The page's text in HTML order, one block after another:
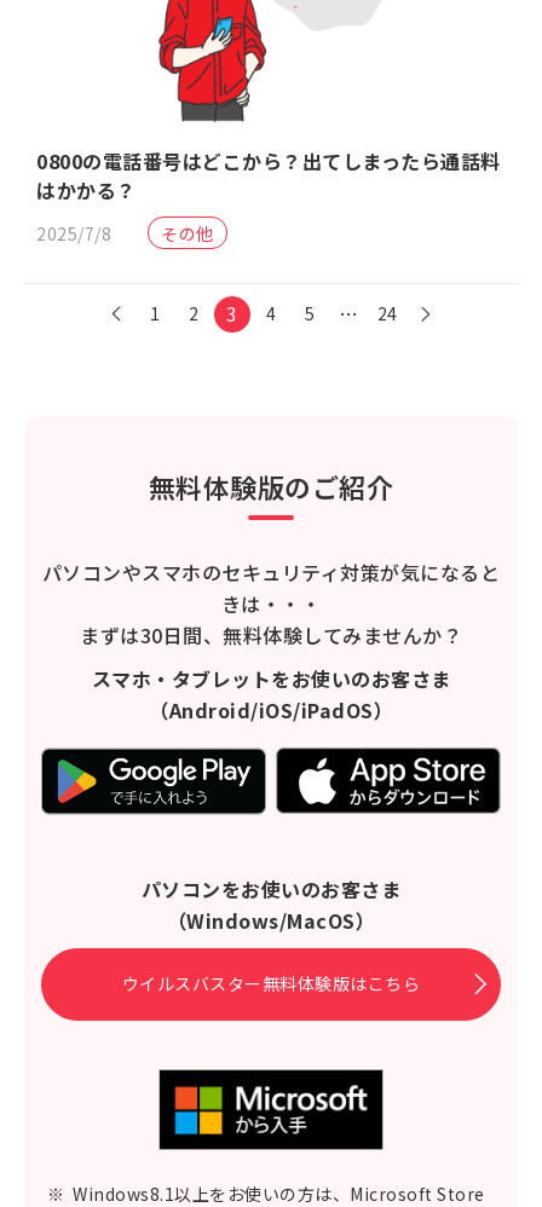
0800の電話番号はどこから？出てしまったら通話料
はかかる？
2025/7/8 その他
1 2 3 4 5 … 24
無料体験版のご紹介
パソコンやスマホのセキュリティ対策が気になると
きは・・・
まずは30日間、無料体験してみませんか？
スマホ・タブレットをお使いのお客さま
（Android/iOS/iPadOS）
パソコンをお使いのお客さま
（Windows/MacOS）
ウイルスバスター無料体験版はこちら
※ Windows8.1以上をお使いの方は、Microsoft Store